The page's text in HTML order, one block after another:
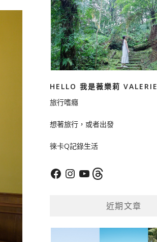
HELLO 我是薇樂莉 VALERIE
旅行嗜癮
想著旅行，或者出發
徠卡Q記錄生活
FacebookInstagram
YouTubeThreads
近期文章